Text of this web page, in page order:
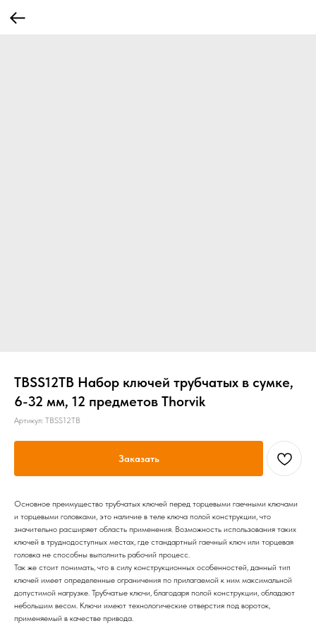
TBSS12TB Набор ключей трубчатых в сумке,
6-32 мм, 12 предметов Thorvik
Артикул: TBSS12TB
Заказать
Основное преимущество трубчатых ключей перед торцевыми гаечными ключами
и торцевыми головками, это наличие в теле ключа полой конструкции, что
значительно расширяет область применения. Возможность использования таких
ключей в труднодоступных местах, где стандартный гаечный ключ или торцевая
головка не способны выполнить рабочий процесс.
Так же стоит понимать, что в силу конструкционных особенностей, данный тип
ключей имеет определенные ограничения по прилагаемой к ним максимальной
допустимой нагрузке. Трубчатые ключи, благодаря полой конструкции, обладают
небольшим весом. Ключи имеют технологические отверстия под вороток,
применяемый в качестве привода.